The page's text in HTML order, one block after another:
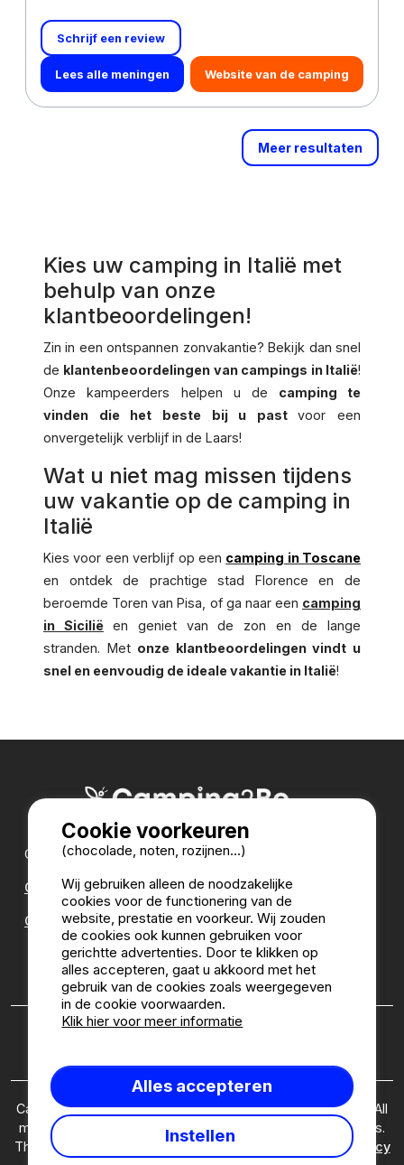
Schrijf een review
Lees alle meningen Website van de camping
Meer resultaten
Kies uw camping in Italië met
behulp van onze
klantbeoordelingen!
Zin in een ontspannen zonvakantie? Bekijk dan snel
de klantenbeoordelingen van campings in Italië!
Onze kampeerders helpen u de camping te
vinden die het beste bij u pastvoor een
onvergetelijk verblijf in de Laars!
Wat u niet mag missen tijdens
uw vakantie op de camping in
Italië
Kies voor een verblijf op een camping in Toscane
en ontdek de prachtige stad Florence en de
beroemde Toren van Pisa, of ga naar een camping
in Sicilië
en geniet van de zon en de lange
stranden. Met onze klantbeoordelingen vindt u
snel en eenvoudig de ideale vakantie in Italië!
Onze partners:
CampingDirect
CampingStreetView
CAMPINGGIDS
Camping2Be.com ©2026 Camping2Be, all rights reserved. All
media and pictures are property of their respective owners.
This site is protected by reCAPTCHA and the Google
Privacy
Cookie voorkeuren
(chocolade, noten, rozijnen...)
Wij gebruiken alleen de noodzakelijke
cookies voor de functionering van de
website, prestatie en voorkeur. Wij zouden
de cookies ook kunnen gebruiken voor
gerichtte advertenties. Door te klikken op
alles accepteren, gaat u akkoord met het
gebruik van de cookies zoals weergegeven
in de cookie voorwaarden.
Klik hier voor meer informatie
Alles accepteren
Instellen